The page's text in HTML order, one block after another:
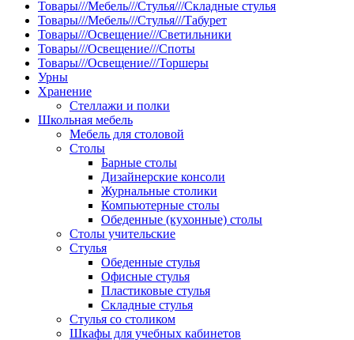
Товары///Мебель///Стулья///Складные стулья
Товары///Мебель///Стулья///Табурет
Товары///Освещение///Светильники
Товары///Освещение///Споты
Товары///Освещение///Торшеры
Урны
Хранение
Стеллажи и полки
Школьная мебель
Мебель для столовой
Столы
Барные столы
Дизайнерские консоли
Журнальные столики
Компьютерные столы
Обеденные (кухонные) столы
Столы учительские
Стулья
Обеденные стулья
Офисные стулья
Пластиковые стулья
Складные стулья
Стулья со столиком
Шкафы для учебных кабинетов